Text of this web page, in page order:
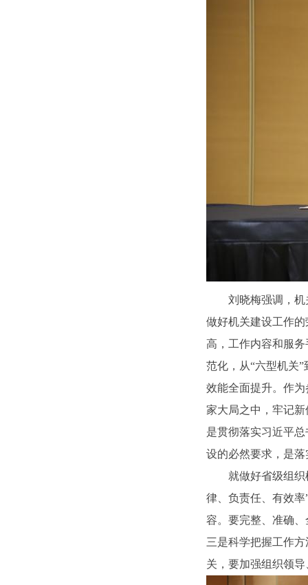
刘晓梅强调，
做好机关建设工作
高，工作内容和服
范化，从“六型机关
效能全面提升。作
家大局之中，牢记
是贯彻落实习近平
设的必然要求，是
就做好省级组
律、负责任、有效
容。要完整、准确
三是科学把握工作
关，要加强组织领